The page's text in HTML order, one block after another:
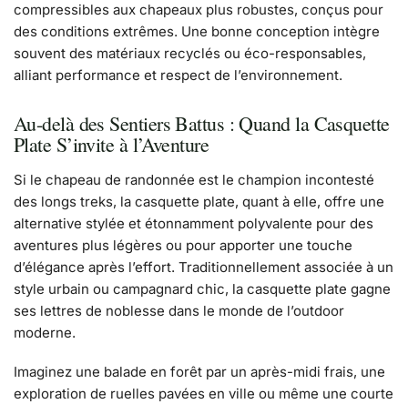
compressibles aux chapeaux plus robustes, conçus pour
des conditions extrêmes. Une bonne conception intègre
souvent des matériaux recyclés ou éco-responsables,
alliant performance et respect de l’environnement.
Au-delà des Sentiers Battus : Quand la Casquette
Plate S’invite à l’Aventure
Si le chapeau de randonnée est le champion incontesté
des longs treks, la casquette plate, quant à elle, offre une
alternative stylée et étonnamment polyvalente pour des
aventures plus légères ou pour apporter une touche
d’élégance après l’effort. Traditionnellement associée à un
style urbain ou campagnard chic, la casquette plate gagne
ses lettres de noblesse dans le monde de l’outdoor
moderne.
Imaginez une balade en forêt par un après-midi frais, une
exploration de ruelles pavées en ville ou même une courte